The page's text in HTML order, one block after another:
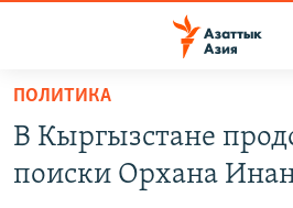
Вернуться
основному
содержанию
КАЗАХСТАН
НОВОСТИ
ВОЙНА В УКРАИНЕ
ПОЛИТИКА
В Кыргызстане
поиски Орхана